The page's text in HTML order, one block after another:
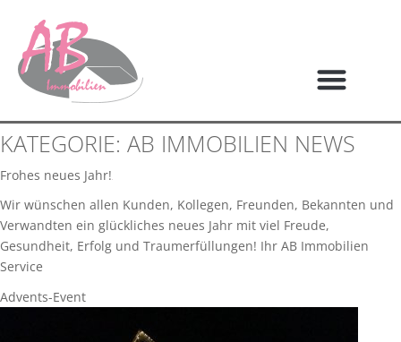
KATEGORIE: AB IMMOBILIEN NEWS
Frohes neues Jahr!
Wir wünschen allen Kunden, Kollegen, Freunden, Bekannten und
Verwandten ein glückliches neues Jahr mit viel Freude,
Gesundheit, Erfolg und Traumerfüllungen! Ihr AB Immobilien
Service
Advents-Event